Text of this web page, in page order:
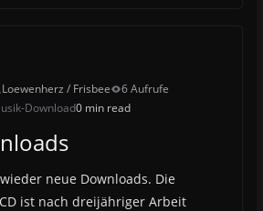
Loewenherz / Frisbee
6 Aufrufe
Download0 min read
neue Downloads. Die
ist nach dreijähriger Arbeit